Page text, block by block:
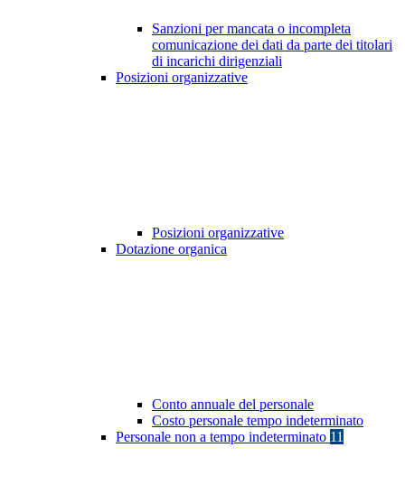
Sanzioni per mancata o incompleta
comunicazione dei dati da parte dei titolari
di incarichi dirigenziali
Posizioni organizzative
Posizioni organizzative
Dotazione organica
Conto annuale del personale
Costo personale tempo indeterminato
Personale non a tempo indeterminato 11